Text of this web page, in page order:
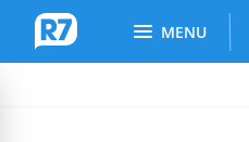
R7.com MENU